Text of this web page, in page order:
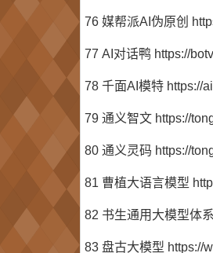
76 媒帮派AI伪原创
77 AI对话鸭 https://
78 千面AI模特 https://
79 通义智文 https://
80 通义灵码 https://
81 曹植大语言模型
82 书生通用大模型体
83 盘古大模型 https://